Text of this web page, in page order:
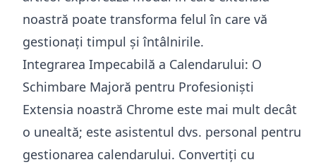
noastră poate transforma felul în care vă
gestionați timpul și întâlnirile.
Integrarea Impecabilă a Calendarului: O
Schimbare Majoră pentru Profesioniști
Extensia noastră Chrome este mai mult decât
o unealtă; este asistentul dvs. personal pentru
gestionarea calendarului. Convertiți cu